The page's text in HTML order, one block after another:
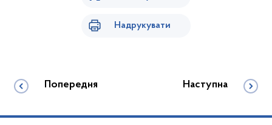
Надрукувати
Попередня Наступна